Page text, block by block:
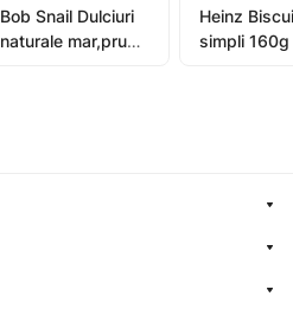
Bob Snail Dulciuri
naturale mar,pruna
Heinz
simpli 160g